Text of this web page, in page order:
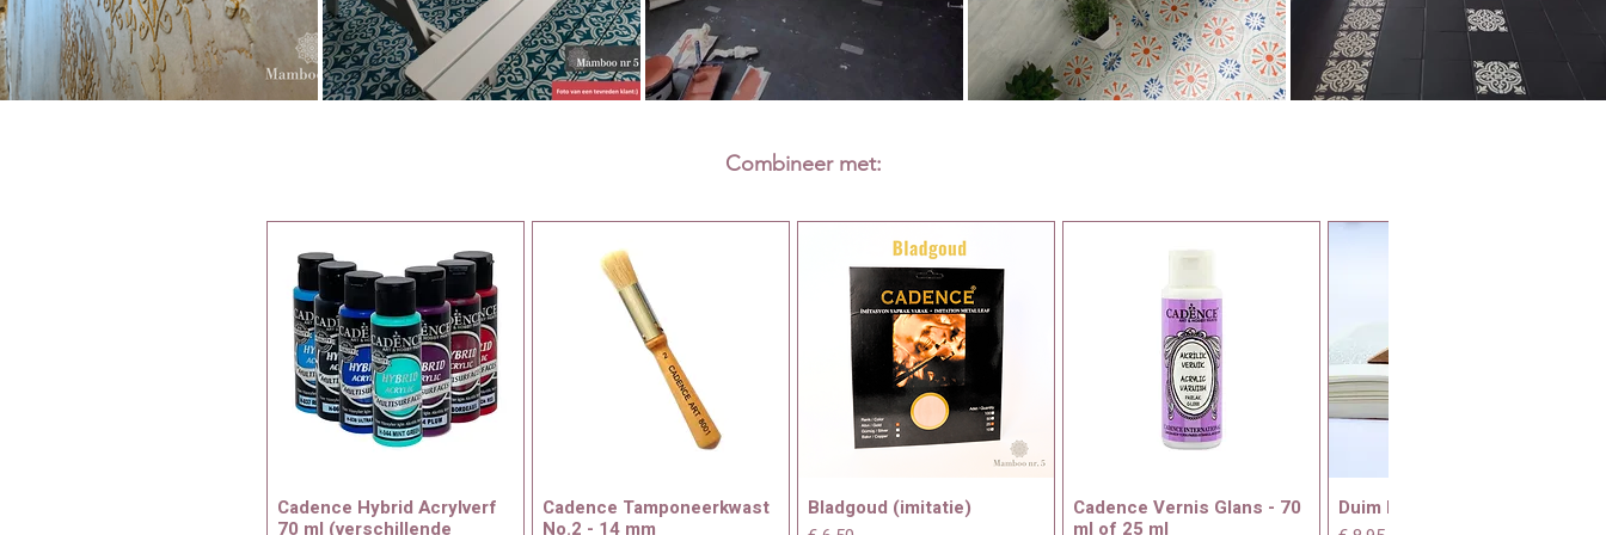
Combineer met:
Cadence Hybrid Acrylverf
70 ml (verschillende
Cadence Tamponeerkwast
No.2 - 14 mm
Bladgoud (imitatie)
Cadence Vernis Glans - 70
ml of 25 ml
Duim boekenhouder